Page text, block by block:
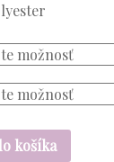
košíka